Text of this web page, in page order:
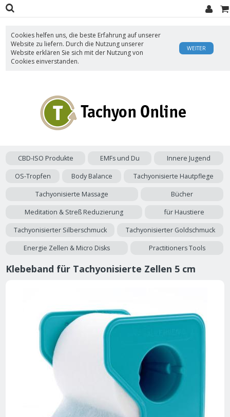
Cookies helfen uns, die beste Erfahrung auf unserer
Website zu liefern. Durch die Nutzung unserer
Website erklären Sie sich mit der Nutzung von
Cookies einverstanden.
WEITER
CBD-ISO Produkte EMFs und Du Innere Jugend
OS-Tropfen Body Balance Tachyonisierte Hautpflege
Tachyonisierte Massage Bücher
Meditation & Streß Reduzierung für Haustiere
Tachyonisierter Silberschmuck Tachyonisierter Goldschmuck
Energie Zellen & Micro Disks Practitioners Tools
Klebeband für Tachyonisierte Zellen 5 cm